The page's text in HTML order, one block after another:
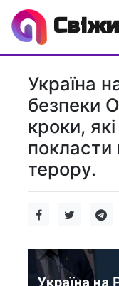
Україна
безпеки
кроки,
покласти
терору.